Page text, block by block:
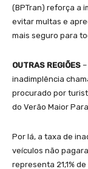
(BPTran) reforça a
evitar multas e
mais seguro para
OUTRAS REGIÕES
inadimplência
procurado por
do Verão Maior
Por lá, a taxa de
veículos não
representa 21,1%